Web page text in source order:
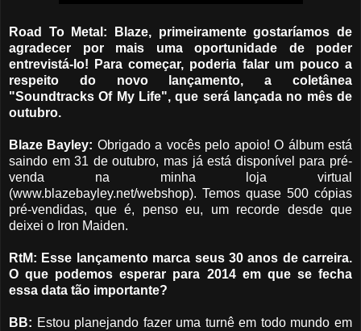
Road To Metal: Blaze, primeiramente gostaríamos de
agradecer por mais uma oportunidade de poder
entrevistá-lo! Para começar, poderia falar um pouco a
respeito do novo lançamento, a coletânea
"Soundtracks Of My Life", que será lançada no mês de
outubro.
Blaze Bayley: Obrigado a vocês pelo apoio! O álbum está
saindo em 31 de outubro, mas já está disponível para pré-
venda na minha loja virtual
(www.blazebayley.net/webshop). Temos quase 500 cópias
pré-vendidas, que é, penso eu, um recorde desde que
deixei o Iron Maiden.
RtM: Esse lançamento marca seus 30 anos de carreira.
O que podemos esperar para 2014 em que se fecha
essa data tão importante?
BB: Estou planejando fazer uma turnê em todo mundo em